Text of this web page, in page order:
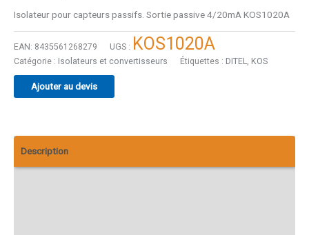
Isolateur pour capteurs passifs. Sortie passive 4/20mA KOS1020A
EAN: 8435561268279 UGS : KOS1020A
Catégorie : Isolateurs et convertisseurs Étiquettes : DITEL KOS
Ajouter au devis
Description